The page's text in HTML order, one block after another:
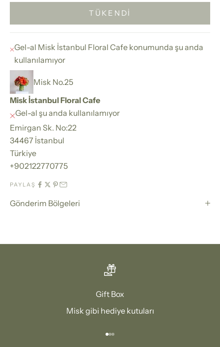
TÜKENDI
Gel-al Misk İstanbul Floral Cafe konumunda şu anda
kullanılamıyor
Misk No.25
Misk İstanbul Floral Cafe
Gel-al şu anda kullanılamıyor
Emirgan Sk. No:22
34467 İstanbul
Türkiye
+902122770775
PAYLAŞ
Gönderim Bölgeleri
Gift Box
Misk gibi hediye kutuları
1 ögesine git
2 ögesine git
3 ögesine git